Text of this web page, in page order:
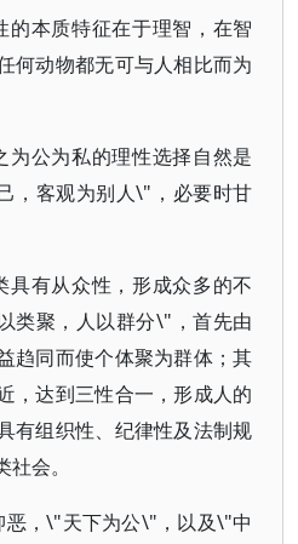
的本质特征在于理智，在智
何动物都无可与人相比而为
为公为私的理性选择自然是
，客观为别人\"，必要时甘
具有从众性，形成众多的不
类聚，人以群分\"，首先由
趋同而使个体聚为群体；其
，达到三性合一，形成人的
有组织性、纪律性及法制规
会。
恶，\"天下为公\"，以及\"中